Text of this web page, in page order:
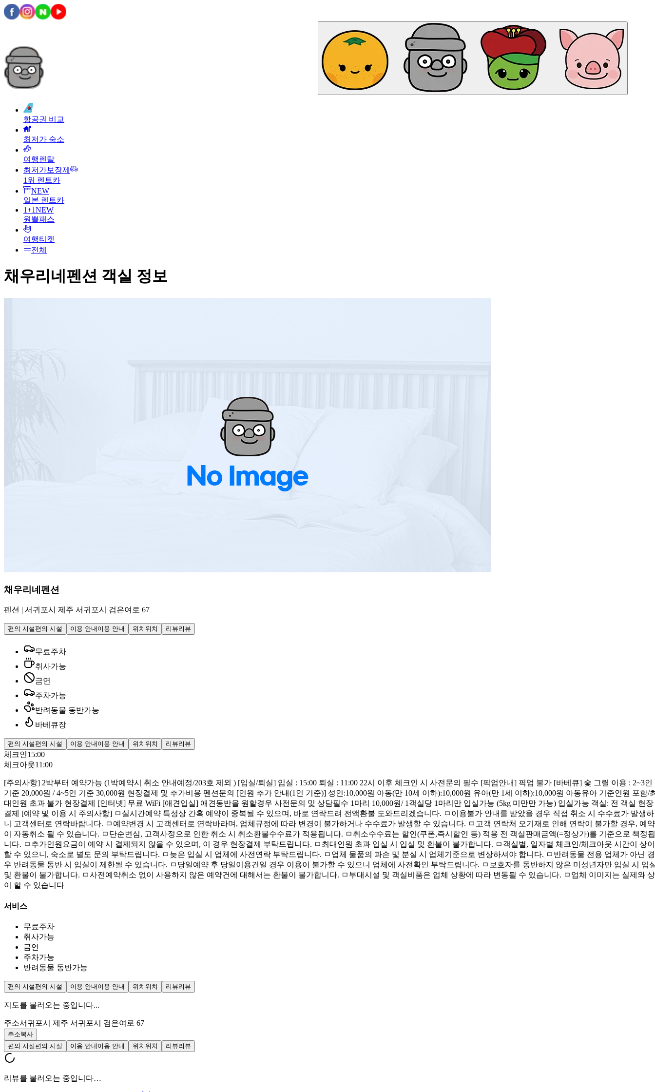
항공권 비교
최저가 숙소
여행렌탈
최저가보장제
1위 렌트카
NEW
일본 렌트카
1+1NEW
원쁠패스
여행티켓
전체
채우리네펜션 객실 정보
채우리네펜션
펜션 | 서귀포시 제주 서귀포시 검은여로 67
편의 시설 편의 시설 이용 안내 이용 안내 위치 위치 리뷰리뷰
무료주차
취사가능
금연
주차가능
반려동물 동반가능
바베큐장
편의 시설 편의 시설 이용 안내 이용 안내 위치 위치 리뷰리뷰
체크인15:00
체크아웃11:00
[주의사항] 2박부터 예약가능 (1박예약시 취소 안내예정/203호 제외 ) [입실/퇴실] 입실 : 15:00 퇴실 : 11:00 22시 이후 체크인 시 사전문의 필수 [픽업안내] 픽업 불가 [바베큐] 숯 그릴 이용 : 2~3인
기준 20,000원 / 4~5인 기준 30,000원 현장결제 및 추가비용 펜션문의 [인원 추가 안내(1인 기준)] 성인:10,000원 아동(만 10세 이하):10,000원 유아(만 1세 이하):10,000원 아동유아 기준인원 포함/
대인원 초과 불가 현장결제 [인터넷] 무료 WiFi [애견입실] 애견동반을 원할경우 사전문의 및 상담필수 1마리 10,000원/ 1객실당 1마리만 입실가능 (5kg 미만만 가능) 입실가능 객실: 전 객실 현장
결제 [예약 및 이용 시 주의사항] ㅁ실시간예약 특성상 간혹 예약이 중복될 수 있으며, 바로 연락드려 전액환불 도와드리겠습니다. ㅁ이용불가 안내를 받았을 경우 직접 취소 시 수수료가 발생하
니 고객센터로 연락바랍니다. ㅁ예약변경 시 고객센터로 연락바라며, 업체규정에 따라 변경이 불가하거나 수수료가 발생할 수 있습니다. ㅁ고객 연락처 오기재로 인해 연락이 불가할 경우, 예약
이 자동취소 될 수 있습니다. ㅁ단순변심, 고객사정으로 인한 취소 시 취소환불수수료가 적용됩니다. ㅁ취소수수료는 할인(쿠폰,즉시할인 등) 적용 전 객실판매금액(=정상가)를 기준으로 책정됩
니다. ㅁ추가인원요금이 예약 시 결제되지 않을 수 있으며, 이 경우 현장결제 부탁드립니다. ㅁ최대인원 초과 입실 시 입실 및 환불이 불가합니다. ㅁ객실별, 일자별 체크인/체크아웃 시간이 상이
할 수 있으니, 숙소로 별도 문의 부탁드립니다. ㅁ늦은 입실 시 업체에 사전연락 부탁드립니다. ㅁ업체 물품의 파손 및 분실 시 업체기준으로 변상하셔야 합니다. ㅁ반려동물 전용 업체가 아닌 경
우 반려동물 동반 시 입실이 제한될 수 있습니다. ㅁ당일예약 후 당일이용건일 경우 이용이 불가할 수 있으니 업체에 사전확인 부탁드립니다. ㅁ보호자를 동반하지 않은 미성년자만 입실 시 입
및 환불이 불가합니다. ㅁ사전예약취소 없이 사용하지 않은 예약건에 대해서는 환불이 불가합니다. ㅁ부대시설 및 객실비품은 업체 상황에 따라 변동될 수 있습니다. ㅁ업체 이미지는 실제와 상
이 할 수 있습니다
서비스
무료주차
취사가능
금연
주차가능
반려동물 동반가능
편의 시설 편의 시설 이용 안내 이용 안내 위치 위치 리뷰리뷰
지도를 불러오는 중입니다...
주소서귀포시 제주 서귀포시 검은여로 67
주소복사
편의 시설 편의 시설 이용 안내 이용 안내 위치 위치 리뷰리뷰
리뷰를 불러오는 중입니다…